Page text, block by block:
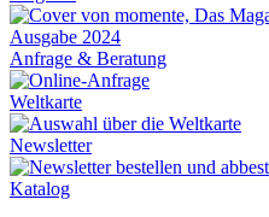
Anfrage & Beratung
Weltkarte
Newsletter
Katalog